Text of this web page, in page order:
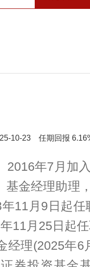
10-23 任期回报
2016年7月加
基金经理助理
11月9日起
11月25日起
经理(2025年